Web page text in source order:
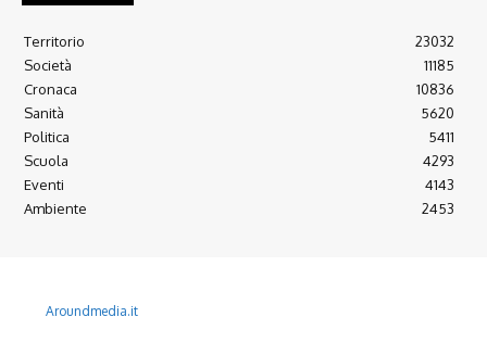
Territorio
23032
Società
11185
Cronaca
10836
Sanità
5620
Politica
5411
Scuola
4293
Eventi
4143
Ambiente
2453
Aroundmedia.it